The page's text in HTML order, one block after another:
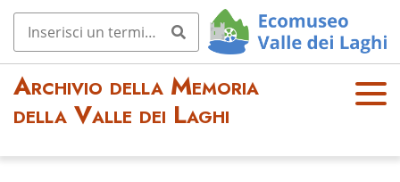
Archivio della Memoria
della Valle dei Laghi
OPE